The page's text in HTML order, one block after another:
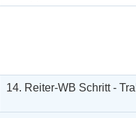
14. Reiter-WB Schritt -